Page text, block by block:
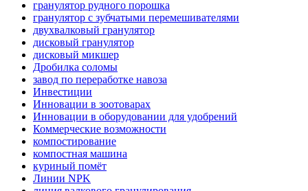
гранулятор рудного порошка
гранулятор с зубчатыми перемешивателями
двухвалковый гранулятор
дисковый гранулятор
дисковый микшер
Дробилка соломы
завод по переработке навоза
Инвестиции
Инновации в зоотоварах
Инновации в оборудовании для удобрений
Коммерческие возможности
компостирование
компостная машина
куриный помёт
Линии NPK